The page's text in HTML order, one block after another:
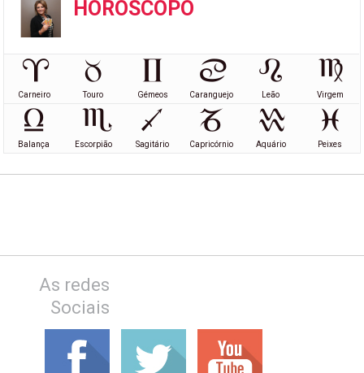
HORÓSCOPO
Carneiro Touro Gémeos Caranguejo Leão Virgem
Balança Escorpião Sagitário Capricórnio Aquário Peixes
As redes
Sociais